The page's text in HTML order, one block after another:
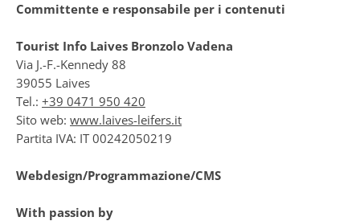
Committente e responsabile per i contenuti
Tourist Info Laives Bronzolo Vadena
Via J.-F.-Kennedy 88
39055 Laives
Tel.: +39 0471 950 420
Sito web: www.laives-leifers.it
Partita IVA: IT 00242050219
Webdesign/Programmazione/CMS
With passion by